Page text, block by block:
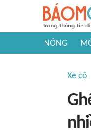
NÓNG
Xe cộ